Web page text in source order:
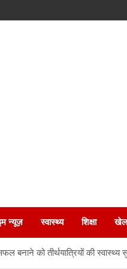
न्यूज़ स्वास्थ्य शिक्षा खेल
बनाने को तीर्थयात्रियों की स्वास्थ्य